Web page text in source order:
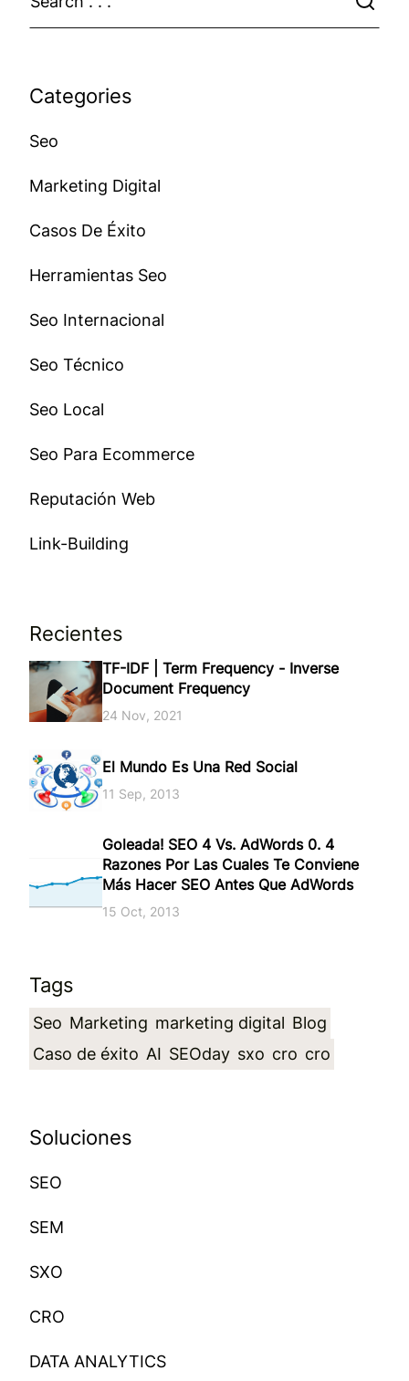
Categories
Seo
Marketing Digital
Casos De Éxito
Herramientas Seo
Seo Internacional
Seo Técnico
Seo Local
Seo Para Ecommerce
Reputación Web
Link-Building
Recientes
TF-IDF | Term Frequency - Inverse
Document Frequency
24 Nov, 2021
El Mundo Es Una Red Social
11 Sep, 2013
Goleada! SEO 4 Vs. AdWords 0. 4
Razones Por Las Cuales Te Conviene
Más Hacer SEO Antes Que AdWords
15 Oct, 2013
Tags
Seo Marketing marketing digital Blog
Caso de éxito AI SEOday sxo cro cro
Soluciones
SEO
SEM
SXO
CRO
DATA ANALYTICS